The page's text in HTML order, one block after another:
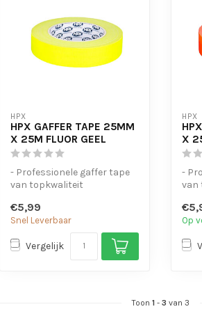
HPX
HPX GAFFER TAPE 25MM
X 25M FLUOR GEEL
- Professionele gaffer tape
van topkwaliteit
makkelijk...
€5,99
Snel Leverbaar
Vergelijk
HPX
X
-
van
Op
Toon 1- 3 van 3